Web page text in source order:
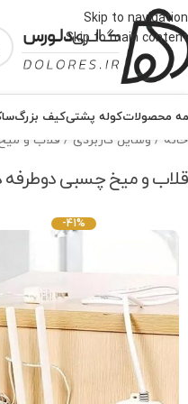
Skip to navigation
Skip to main content
محصولاتکوله پشتیکیف بزرگ
خانه وسایل کاربردی قلاب و میخ
قلاب و میخ چسبی دوطرفه
-41%